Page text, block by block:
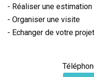
- Réaliser une estimation
- Organiser une visite
- Echanger de votre